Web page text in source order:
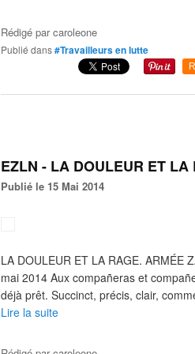
Rédigé parcaroleone
Publié dans#Travailleurs en lutte
EZLN - LA DOULEUR ET LA
Publié le 15 Mai 2014
LA DOULEUR ET LA RAGE. ARMÉE
mai 2014 Aux compañeras et
déjà prêt. Succinct, précis, clair,
Lire la suite